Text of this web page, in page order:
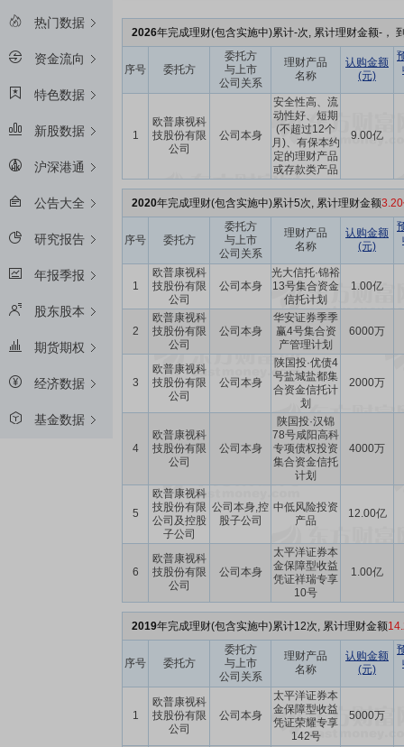
热门数据
资金流向
特色数据
新股数据
沪深港通
公告大全
研究报告
年报季报
股东股本
期货期权
经济数据
基金数据
2026年完成理财(包含实施中)累计-次, 累计理财金额-，
序号 委托方
委托方
与上市
公司关系
理财产品
名称
认购金额
(元)
1
欧普康视科
技股份有限
公司
公司本身
安全性高、流
动性好、短期
(不超过12个
月)、有保本约
定的理财产品
或存款类产品
9.00亿
2020年完成理财(包含实施中)累计5次, 累计理财金额
序号 委托方
委托方
与上市
公司关系
理财产品
名称
认购金额
(元)
1
欧普康视科
技股份有限
公司
公司本身
光大信托·锦裕
13号集合资金
信托计划
1.00亿
2
欧普康视科
技股份有限
公司
公司本身
华安证券季季
赢4号集合资
产管理计划
6000万
3
欧普康视科
技股份有限
公司
公司本身
陕国投·优债4
号盐城盐都集
合资金信托计
划
2000万
4
欧普康视科
技股份有限
公司
公司本身
陕国投·汉锦
78号咸阳高科
专项债权投资
集合资金信托
计划
4000万
5
欧普康视科
技股份有限
公司及控股
子公司
公司本身,控
股子公司
中低风险投资
产品
12.00亿
6
欧普康视科
技股份有限
公司
公司本身
太平洋证券本
金保障型收益
凭证祥瑞专享
10号
1.00亿
2019年完成理财(包含实施中)累计12次, 累计理财金额
序号 委托方
委托方
与上市
公司关系
理财产品
名称
认购金额
(元)
1
欧普康视科
技股份有限
公司
公司本身
太平洋证券本
金保障型收益
凭证荣耀专享
142号
5000万